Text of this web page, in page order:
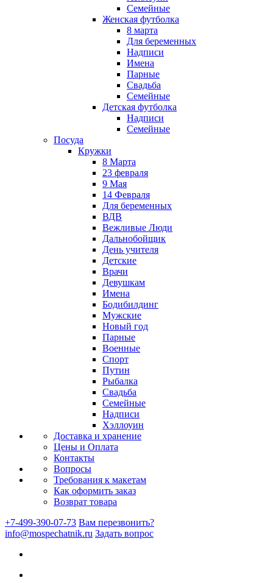
Семейные
Женская футболка
8 марта
Для беременных
Надписи
Имена
Парные
Свадьба
Семейные
Детская футболка
Надписи
Семейные
Посуда
Кружки
8 Марта
23 февраля
9 Мая
14 Февраля
Для беременных
ВДВ
Вежливые Люди
Дальнобойщик
День учителя
Детские
Врачи
Девушкам
Имена
Бодибилдинг
Мужские
Новый год
Парные
Военные
Спорт
Путин
Рыбалка
Свадьба
Семейные
Надписи
Хэллоуин
Доставка и хранение
Цены и Оплата
Контакты
Вопросы
Требования к макетам
Как оформить заказ
Возврат товара
+7-499-390-07-73 Вам перезвонить?
info@mospechatnik.ru Задать вопрос